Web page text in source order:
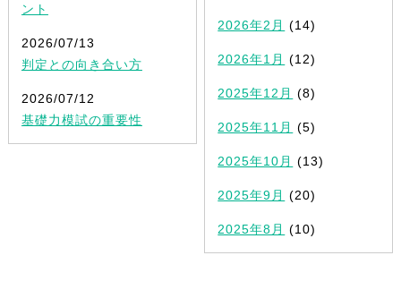
ント
2026/07/13
判定との向き合い方
2026/07/12
基礎力模試の重要性
2026年2月 (14)
2026年1月 (12)
2025年12月 (8)
2025年11月 (5)
2025年10月 (13)
2025年9月 (20)
2025年8月 (10)